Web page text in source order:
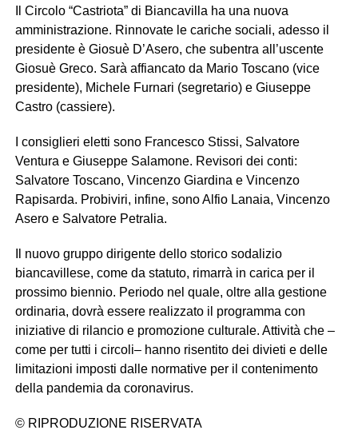
Il Circolo “Castriota” di Biancavilla ha una nuova
amministrazione. Rinnovate le cariche sociali, adesso il
presidente è Giosuè D’Asero, che subentra all’uscente
Giosuè Greco. Sarà affiancato da Mario Toscano (vice
presidente), Michele Furnari (segretario) e Giuseppe
Castro (cassiere).
I consiglieri eletti sono Francesco Stissi, Salvatore
Ventura e Giuseppe Salamone. Revisori dei conti:
Salvatore Toscano, Vincenzo Giardina e Vincenzo
Rapisarda. Probiviri, infine, sono Alfio Lanaia, Vincenzo
Asero e Salvatore Petralia.
Il nuovo gruppo dirigente dello storico sodalizio
biancavillese, come da statuto, rimarrà in carica per il
prossimo biennio. Periodo nel quale, oltre alla gestione
ordinaria, dovrà essere realizzato il programma con
iniziative di rilancio e promozione culturale. Attività che –
come per tutti i circoli– hanno risentito dei divieti e delle
limitazioni imposti dalle normative per il contenimento
della pandemia da coronavirus.
© RIPRODUZIONE RISERVATA